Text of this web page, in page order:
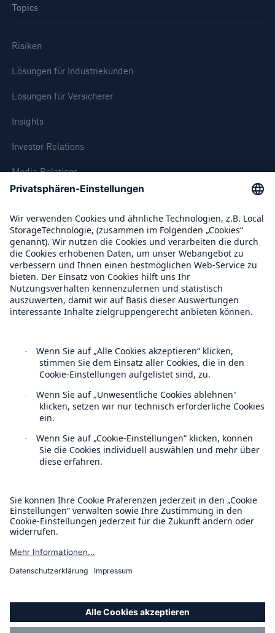
Topics
Risiken
Lösungen für Industriekunden
Lösungen für Versicherer
Insights
Investor Relations
Media Relations
Compliance
Über Munich Re
Munich Re Weltweit
Datenschutz
Rechtliche Hinweise
Sitemap
Impressum